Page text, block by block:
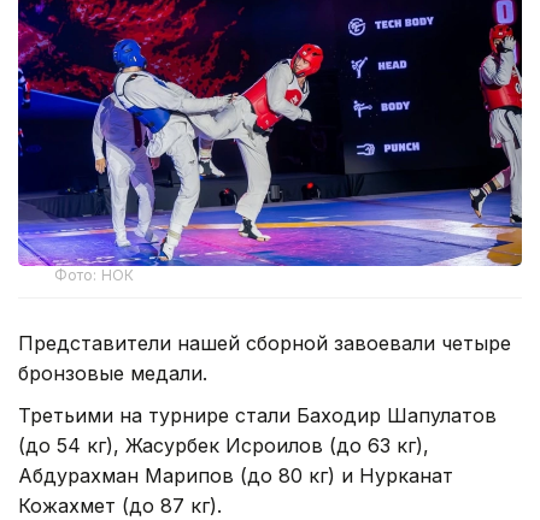
Фото: НОК
Представители нашей сборной завоевали четыре
бронзовые медали.
Третьими на турнире стали Баходир Шапулатов
(до 54 кг), Жасурбек Исроилов (до 63 кг),
Абдурахман Марипов (до 80 кг) и Нурканат
Кожахмет (до 87 кг).